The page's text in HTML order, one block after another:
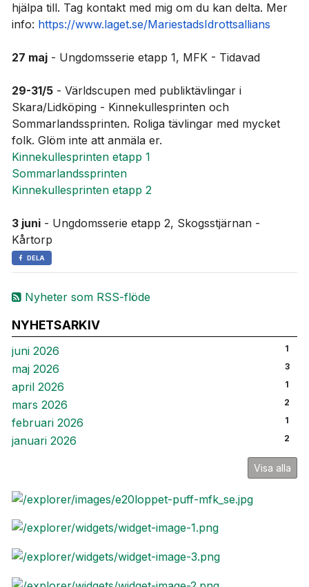
Nyheter som RSS-flöde
NYHETSARKIV
juni 2026 1
maj 2026 3
april 2026 1
mars 2026 2
februari 2026 1
januari 2026 2
Visa alla
hjälpa till. Tag kontakt med mig om du kan delta. Mer
info: https://www.laget.se/MariestadsIdrottsallians
27 maj - Ungdomsserie etapp 1, MFK - Tidavad
29-31/5 - Världscupen med publiktävlingar i
Skara/Lidköping - Kinnekullesprinten och
Sommarlandssprinten. Roliga tävlingar med mycket
folk. Glöm inte att anmäla er.
Kinnekullesprinten etapp 1
Sommarlandssprinten
Kinnekullesprinten etapp 2
3 juni - Ungdomsserie etapp 2, Skogsstjärnan -
Kårtorp
DELA